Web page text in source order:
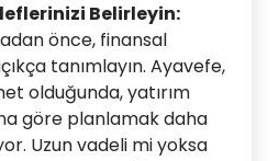
Belirleyin:
önce, finansal
tanımlayın. Ayavefe,
olduğunda, yatırım
göre planlamak daha
Uzun vadeli mi yoksa